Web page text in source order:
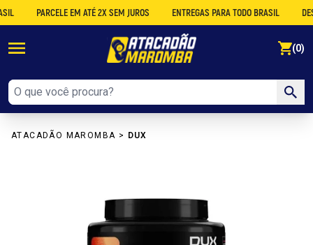
PARCELE EM ATÉ 2X SEM JUROS ENTREGAS PARA TODO BRASIL
(0)
ATACADÃO MAROMBA > DUX